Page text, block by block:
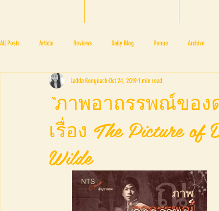
All Posts Article Reviews Daily Blog Venue Archive
BAPA BTF2017 NOV 4 5
BTF2019
“ภาพอาถรรพณ์ขอ
เรื่อง The Picture of
Wilde
Ladda Kongdach Oct 24, 20191 min read